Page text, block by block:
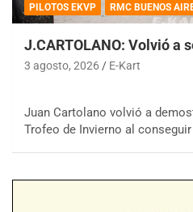
PILOTOS EKVP RMC BUENOS
J.CARTOLANO: Volvió a
3 agosto, 2026 E-Kart
Juan Cartolano volvió a
Trofeo de Invierno al